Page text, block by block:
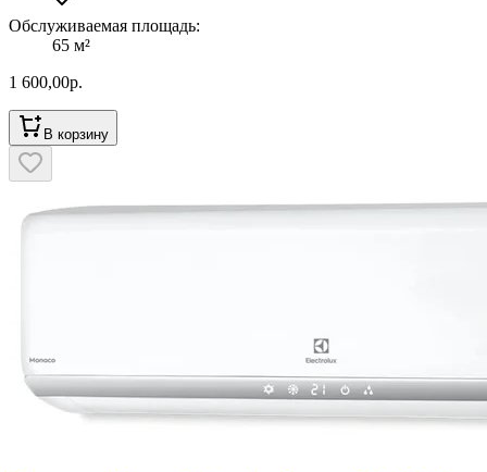
Обслуживаемая площадь:
65 м²
1 600,00р.
В корзину